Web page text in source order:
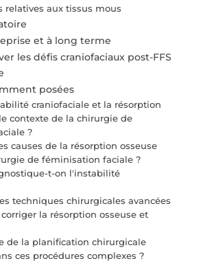
relatives aux tissus mous
et à long terme
les défis craniofaciaux post-FFS
posées
craniofaciale et la résorption
contexte de la chirurgie de
?
causes de la résorption osseuse
de féminisation faciale ?
t-on l'instabilité
techniques chirurgicales avancées
la résorption osseuse et
de la planification chirurgicale
ces procédures complexes ?